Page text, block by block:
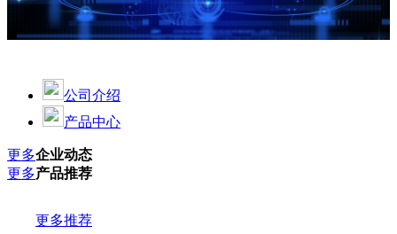
公司介绍
产品中心
更多企业动态
更多产品推荐
更多推荐